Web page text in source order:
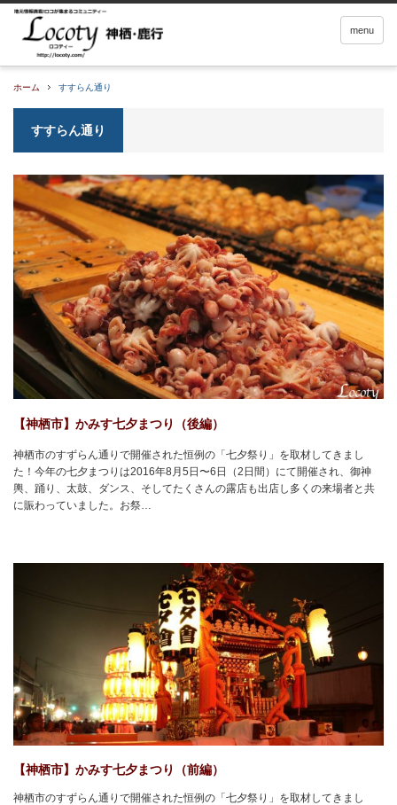
menu
ホーム すすらん通り
すすらん通り
【神栖市】かみす七夕まつり（後編）
神栖市のすずらん通りで開催された恒例の「七夕祭り」を取材してきまし
た！今年の七夕まつりは2016年8月5日〜6日（2日間）にて開催され、御神
輿、踊り、太鼓、ダンス、そしてたくさんの露店も出店し多くの来場者と共
に賑わっていました。お祭…
【神栖市】かみす七夕まつり（前編）
神栖市のすずらん通りで開催された恒例の「七夕祭り」を取材してきまし